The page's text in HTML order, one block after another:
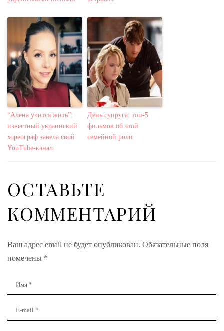
“Алена учится жить”:
известный украинский
хореограф завела свой
YouTube-канал
День супруга: топ-5
фильмов об этой
семейной роли
ОСТАВЬТЕ
КОММЕНТАРИЙ
Ваш адрес email не будет опубликован. Обязательные поля
помечены *